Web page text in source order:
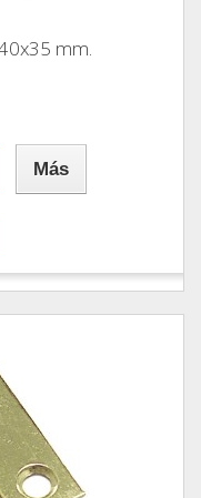
mm.
Más